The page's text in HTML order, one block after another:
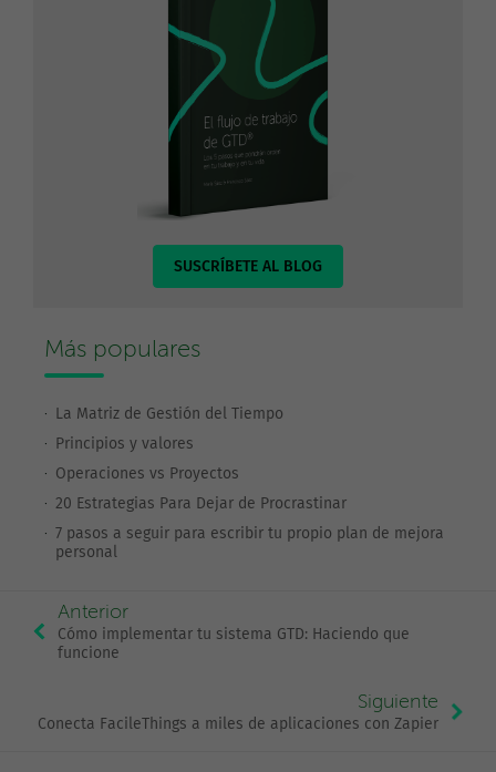
SUSCRÍBETE AL BLOG
Más populares
La Matriz de Gestión del Tiempo
Principios y valores
Operaciones vs Proyectos
20 Estrategias Para Dejar de Procrastinar
7 pasos a seguir para escribir tu propio plan de mejora
personal
Anterior
Cómo implementar tu sistema GTD: Haciendo que
funcione
Siguiente
Conecta FacileThings a miles de aplicaciones con Zapier